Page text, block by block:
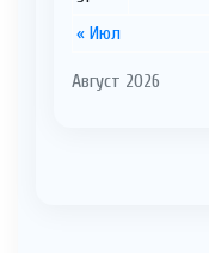
Август 2026
« Июл